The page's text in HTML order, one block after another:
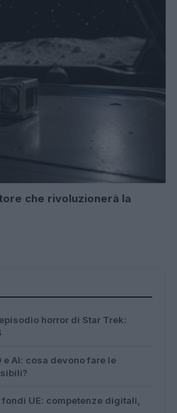
che rivoluzionerà la
horror di Star Trek:
e AI: cosa devono fare le
UE: competenze digitali,